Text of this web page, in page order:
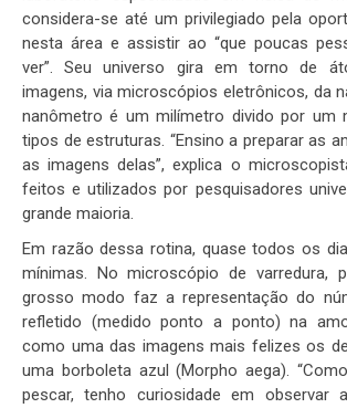
considera-se até um privilegiado pela
nesta área e assistir ao “que poucas
ver”. Seu universo gira em torno de
imagens, via microscópios eletrônicos, da
nanômetro é um milímetro divido por um
tipos de estruturas. “Ensino a preparar as
as imagens delas”, explica o
feitos e utilizados por pesquisadores
grande maioria.
Em razão dessa rotina, quase todos os
mínimas. No microscópio de varredura,
grosso modo faz a representação do
refletido (medido ponto a ponto) na
como uma das imagens mais felizes os
uma borboleta azul (Morpho aega).
pescar, tenho curiosidade em observar